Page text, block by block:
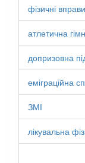
фізичні вправи
атлетична
допризовна
еміграційна
ЗМІ
лікувальна